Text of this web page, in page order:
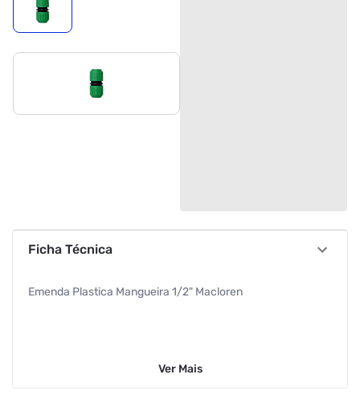
Ficha Técnica
Emenda Plastica Mangueira 1/2" Macloren
Ver Mais